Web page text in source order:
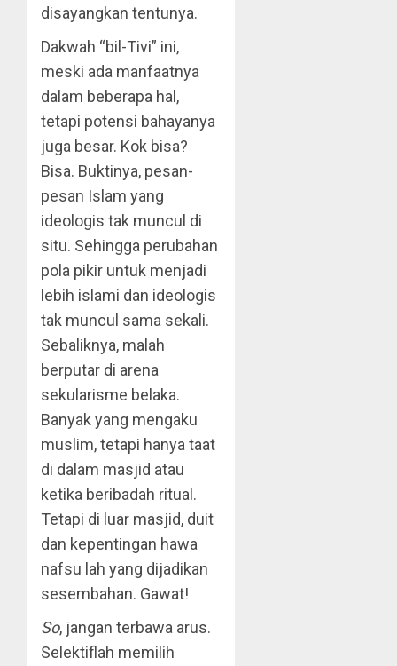
disayangkan tentunya.
Dakwah “bil-Tivi” ini,
meski ada manfaatnya
dalam beberapa hal,
tetapi potensi bahayanya
juga besar. Kok bisa?
Bisa. Buktinya, pesan-
pesan Islam yang
ideologis tak muncul di
situ. Sehingga perubahan
pola pikir untuk menjadi
lebih islami dan ideologis
tak muncul sama sekali.
Sebaliknya, malah
berputar di arena
sekularisme belaka.
Banyak yang mengaku
muslim, tetapi hanya taat
di dalam masjid atau
ketika beribadah ritual.
Tetapi di luar masjid, duit
dan kepentingan hawa
nafsu lah yang dijadikan
sesembahan. Gawat!
So, jangan terbawa arus.
Selektiflah memilih